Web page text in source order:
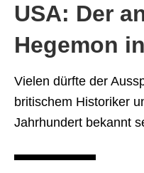
USA: Der
Hegemon
Vielen dürfte der
britischem Historiker
Jahrhundert bekannt